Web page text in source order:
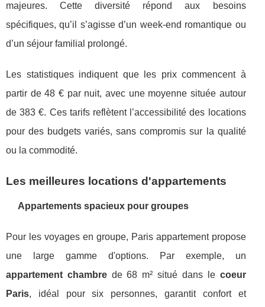
majeures. Cette diversité répond aux besoins
spécifiques, qu’il s’agisse d’un week-end romantique ou
d’un séjour familial prolongé.
Les statistiques indiquent que les prix commencent à
partir de 48 € par nuit, avec une moyenne située autour
de 383 €. Ces tarifs reflètent l’accessibilité des locations
pour des budgets variés, sans compromis sur la qualité
ou la commodité.
Les meilleures locations d'appartements
Appartements spacieux pour groupes
Pour les voyages en groupe, Paris appartement propose
une large gamme d'options. Par exemple, un
appartement chambrede 68 m² situé dans le coeur
Paris, idéal pour six personnes, garantit confort et